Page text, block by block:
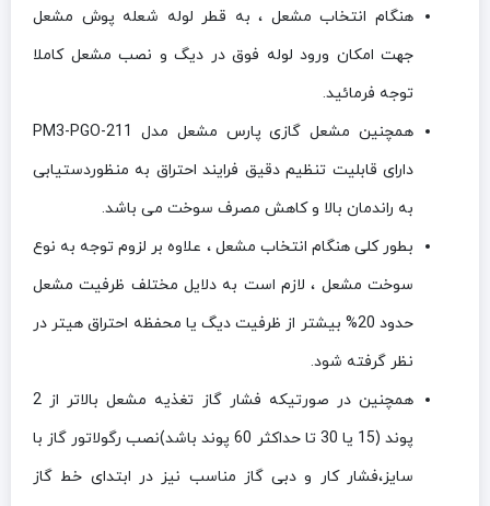
هنگام انتخاب مشعل ، به قطر لوله شعله پوش مشعل
جهت امکان ورود لوله فوق در دیگ و نصب مشعل کاملا
توجه فرمائید.
همچنین مشعل گازی پارس مشعل مدل PM3-PGO-211
دارای قابلیت تنظیم دقیق فرایند احتراق به منظوردستیابی
به راندمان بالا و کاهش مصرف سوخت می باشد.
بطور کلی هنگام انتخاب مشعل ، علاوه بر لزوم توجه به نوع
سوخت مشعل ، لازم است به دلایل مختلف ظرفیت مشعل
حدود 20% بیشتر از ظرفیت دیگ یا محفظه احتراق هیتر در
نظر گرفته شود.
همچنین در صورتیکه فشار گاز تغذیه مشعل بالاتر از 2
پوند (15 یا 30 تا حداکثر 60 پوند باشد)نصب رگولاتور گاز با
سایز،فشار کار و دبی گاز مناسب نیز در ابتدای خط گاز